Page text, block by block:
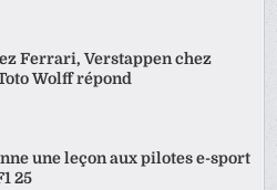
Ferrari, Verstappen chez
Wolff répond
une leçon aux pilotes e-sport
25